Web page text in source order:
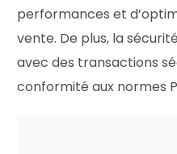
performances et
vente. De plus, la
avec des transactions
conformité aux normes